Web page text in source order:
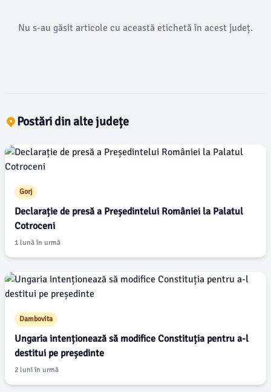
Nu s-au găsit articole cu această etichetă în acest județ.
Postări din alte județe
Gorj
Declarație de presă a Președintelui României la Palatul
Cotroceni
1 lună în urmă
Dambovita
Ungaria intenționează să modifice Constituția pentru a-l
destitui pe președinte
2 luni în urmă